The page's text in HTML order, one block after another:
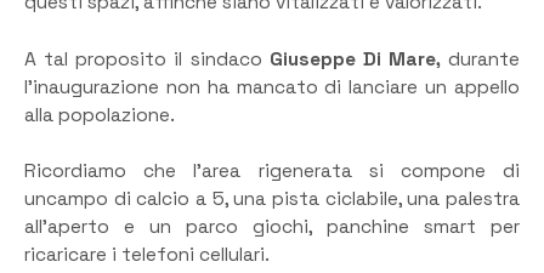
A tal proposito il sindaco Giuseppe Di Mare,durante
l’inaugurazione non ha mancato di lanciare un appello
alla popolazione.
Ricordiamo che l’area rigenerata si compone di
uncampo di calcio a 5, una pista ciclabile, una palestra
all’aperto e un parco giochi, panchine smart per
ricaricare i telefoni cellulari.